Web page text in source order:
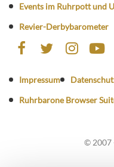
Events im Ruhrpott und
Revier-Derbybarometer
Impressum
Ruhrbarone Browser
© 2007